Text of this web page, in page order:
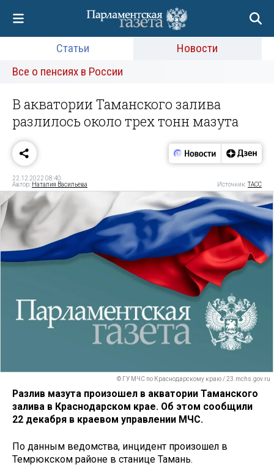
Статьи
Новости
Все о пенсиях в России
В акватории Таманского залива
разлилось около трех тонн мазута
22.12.2022 08:40
Автор: Наталия Васильева Источник:ТАСС
© ГУ МЧС по Краснодарскому краю / 23.mchs.gov.ru
Разлив мазута произошел в акватории Таманского
залива в Краснодарском крае. Об этом сообщили
22 декабря в краевом управлении МЧС.
По данным ведомства, инцидент произошел в
Темрюкском районе в станице Тамань.